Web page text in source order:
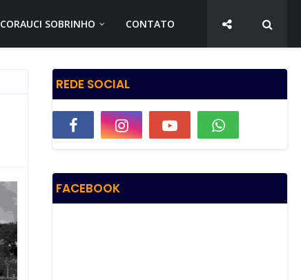
CORAUCI SOBRINHO CONTATO
REDE SOCIAL
FACEBOOK